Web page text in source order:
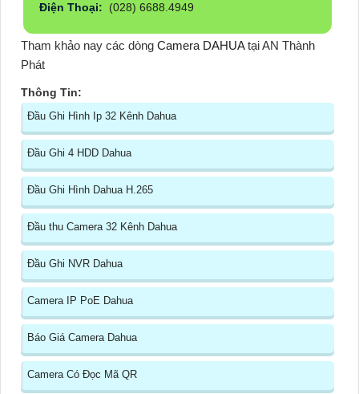
Điện Thoại: (028) 6688.4949
Tham khảo nay các dòng Camera DAHUAtại AN Thành
Phát
Thông Tin:
Đầu Ghi Hình Ip 32 Kênh Dahua
Đầu Ghi 4 HDD Dahua
Đầu Ghi Hình Dahua H.265
Đầu thu Camera 32 Kênh Dahua
Đầu Ghi NVR Dahua
Camera IP PoE Dahua
Báo Giá Camera Dahua
Camera Có Đọc Mã QR